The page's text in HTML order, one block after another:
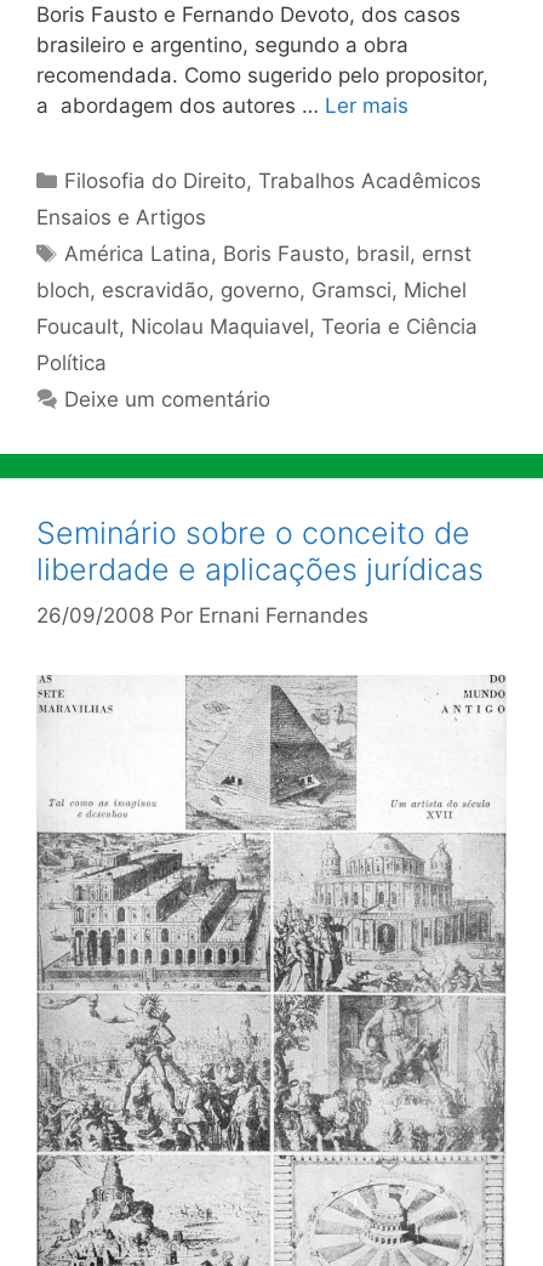
Boris Fausto e Fernando Devoto, dos casos
brasileiro e argentino, segundo a obra
recomendada. Como sugerido pelo propositor,
a abordagem dos autores … Ler mais
Categorias
Filosofia do Direito,Trabalhos Acadêmicos
Ensaios e Artigos
Tags
América Latina, Boris Fausto, brasil, ernst
bloch, escravidão, governo, Gramsci, Michel
Foucault, Nicolau Maquiavel, Teoria e Ciência
Política
Deixe um comentário
Seminário sobre o conceito de
liberdade e aplicações jurídicas
26/09/2008 Por Ernani Fernandes